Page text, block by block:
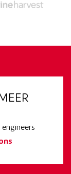
MEER